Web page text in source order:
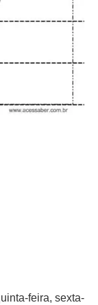
feira, sexta-